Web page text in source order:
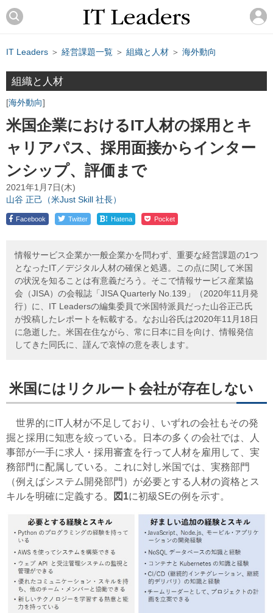
IT Leaders ＞ 経営課題一覧 ＞ 組織と人材 ＞ 海外動向
組織と人材
海外動向
米国企業におけるIT人材の採用とキ
ャリアパス、採用面接からインター
ンシップ、評価まで
2021年1月7日(木)
山谷 正己（米Just Skill 社長）
Facebook Twitter ! Hatena Pocket
情報サービス企業か一般企業かを問わず、重要な経営課題の1つ
となったIT／デジタル人材の確保と処遇。この点に関して米国
の状況を知ることは有意義だろう。そこで情報サービス産業協
会（JISA）の会報誌「JISA Quarterly No.139」（2020年11月発
行）に、IT Leadersの編集委員で米国特派員だった山谷正己氏
が投稿したレポートを転載する。なお山谷氏は2020年11月18日
に急逝した。米国在住ながら、常に日本に目を向け、情報発信
してきた同氏に、謹んで哀悼の意を表します。
米国にはリクルート会社が存在しない
世界的にIT人材が不足しており、いずれの会社もその発
掘と採用に知恵を絞っている。日本の多くの会社では、人
事部が一手に求人・採用審査を行って人材を雇用して、実
務部門に配属している。これに対し米国では、実務部門
（例えばシステム開発部門）が必要とする人材の資格とス
キルを明確に定義する。
図1に初級SEの例を示す。